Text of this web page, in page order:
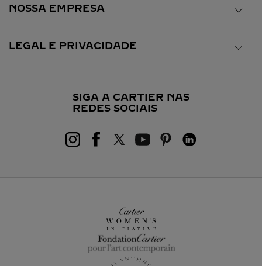
NOSSA EMPRESA
LEGAL E PRIVACIDADE
SIGA A CARTIER NAS
REDES SOCIAIS